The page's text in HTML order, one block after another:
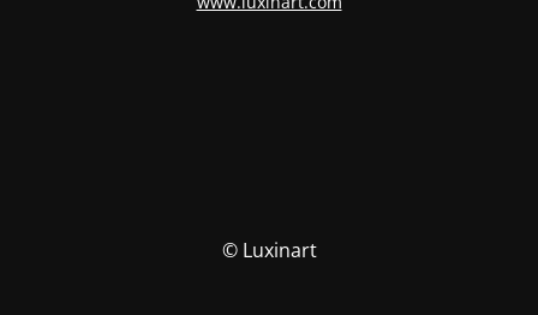
© Luxinart